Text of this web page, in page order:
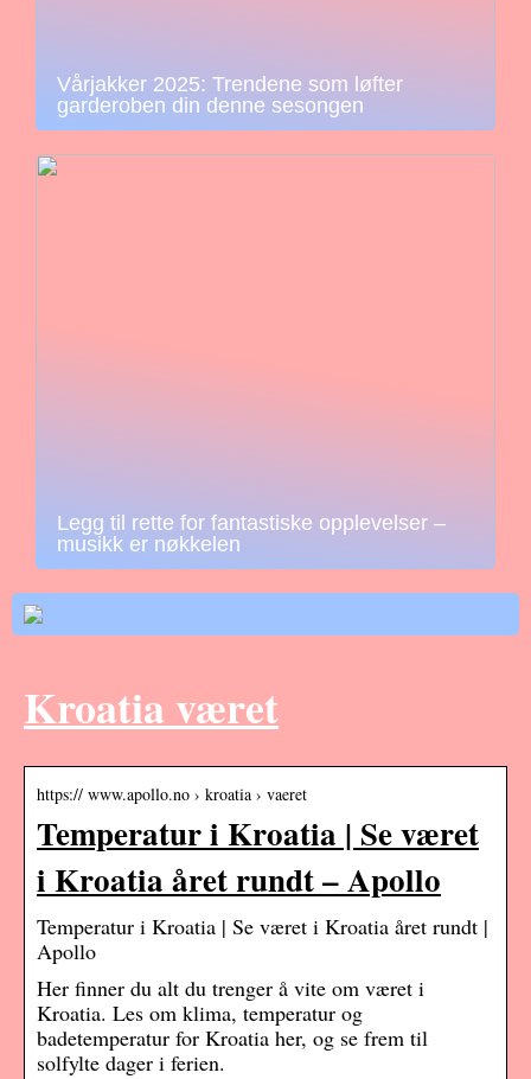
Vårjakker 2025: Trendene som løfter
garderoben din denne sesongen
Legg til rette for fantastiske opplevelser –
musikk er nøkkelen
Kroatia været
https:// www.apollo.no › kroatia › vaeret
Temperatur i Kroatia | Se været
i Kroatia året rundt – Apollo
Temperatur i Kroatia | Se været i Kroatia året rundt |
Apollo
Her finner du alt du trenger å vite om været i
Kroatia. Les om klima, temperatur og
badetemperatur for Kroatia her, og se frem til
solfylte dager i ferien.